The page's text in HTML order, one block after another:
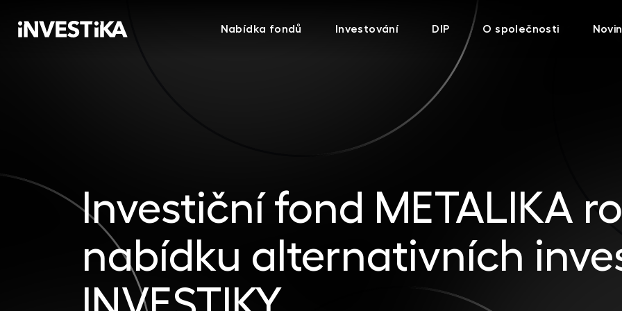
Nabídka fondů Investování DIP O společnosti
Investiční fond METALIKA
nabídku alternativních